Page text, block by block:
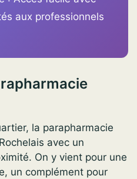
aux professionnels
la parapharmacie
avec un
On y vient pour une
un complément pour